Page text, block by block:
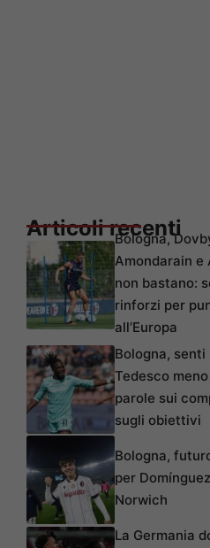
Articoli recenti
Bologna,
Amondarain e
non bastano:
rinforzi per
all’Europa
Bologna, senti
Tedesco
parole sui
sugli obiettivi
Bologna,
per
Norwich
La Germania